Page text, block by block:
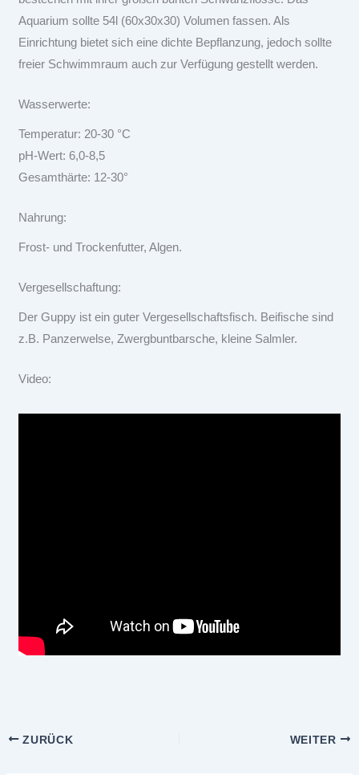
Aquarium sollte 54l (60x30x30) Volumen fassen. Als
Einrichtung bietet sich eine dichte Bepflanzung, jedoch sollte
freier Schwimmraum auch zur Verfügung gestellt werden.
Wasserwerte:
Temperatur: 20-30 °C
pH-Wert: 6,0-8,5
Gesamthärte: 12-30°
Nahrung:
Frost- und Trockenfutter, Algen.
Vergesellschaftung:
Der Guppy ist ein guter Vergesellschaftsfisch. Beifische sind
z.B. Panzerwelse, Zwergbuntbarsche, kleine Salmler.
Video:
ZURÜCK WEITER